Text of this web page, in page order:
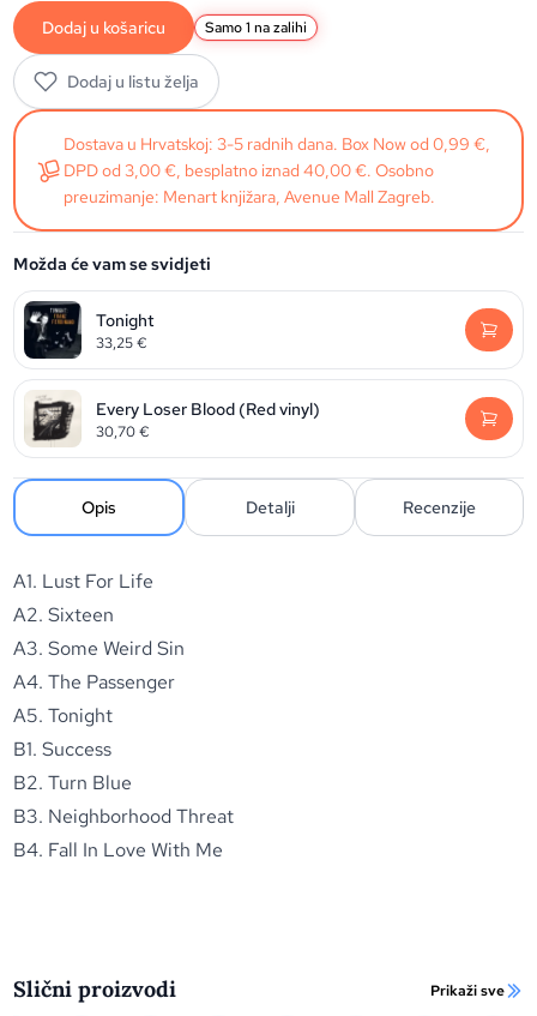
Dodaj u košaricu Samo 1 na zalihi
Dodaj u listu želja
Dostava u Hrvatskoj: 3-5 radnih dana. Box Now od 0,99 €,
DPD od 3,00 €, besplatno iznad 40,00 €. Osobno
preuzimanje: Menart knjižara, Avenue Mall Zagreb.
Možda će vam se svidjeti
Tonight
33,25€
Every Loser Blood (Red vinyl)
30,70€
Opis Detalji Recenzije
A1. Lust For Life
A2. Sixteen
A3. Some Weird Sin
A4. The Passenger
A5. Tonight
B1. Success
B2. Turn Blue
B3. Neighborhood Threat
B4. Fall In Love With Me
Slični proizvodi Prikaži sve